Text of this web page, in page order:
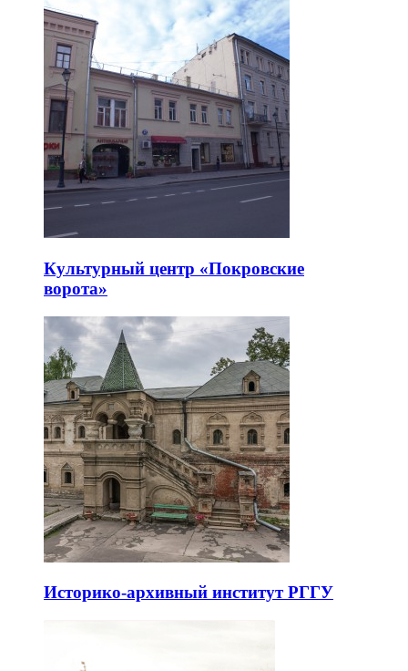
Культурный центр «Покровские
ворота»
Историко-архивный институт РГГУ